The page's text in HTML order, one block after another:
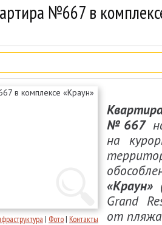
№667 в
| Фото | Контакты
№667
на
«Краун»
Grand
от